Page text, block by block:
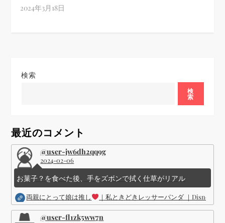
検索
検
索
最近のコメント
@user-jw6dh2qq9g
2024-02-06
お菓子？を食べた後、手をズボンで拭く仕草がリアル
両親にとって娘は推し ｜私ときどきレッサーパンダ ｜Disney (
@user-fl1zk5ww7n